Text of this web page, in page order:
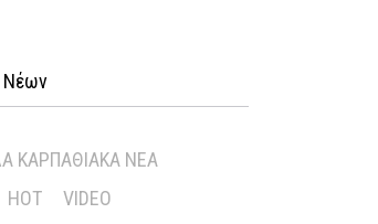
Νέων
ΚΑΡΠΑΘΙΑΚΆ ΝΈΑ
HOT
VIDEO